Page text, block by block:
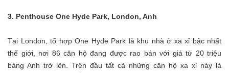
3. Penthouse One Hyde Park, London, Anh
Tại London, tổ hợp One Hyde Park là khu nhà ở xa xỉ bậc nhất
thế giới, nơi 86 căn hộ đang được rao bán với giá từ 20 triệu
bảng Anh trở lên. Trên đầu tất cả những căn hộ xa xỉ này là